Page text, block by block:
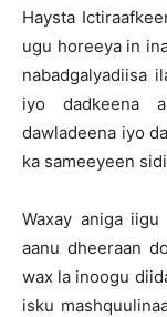
Haysta
ugu horeeya in
nabadgalyadiisa
iyo dadkeena
dawladeena iyo
ka sameeyeen
Waxay aniga
aanu dheeraan
wax la inoogu
isku